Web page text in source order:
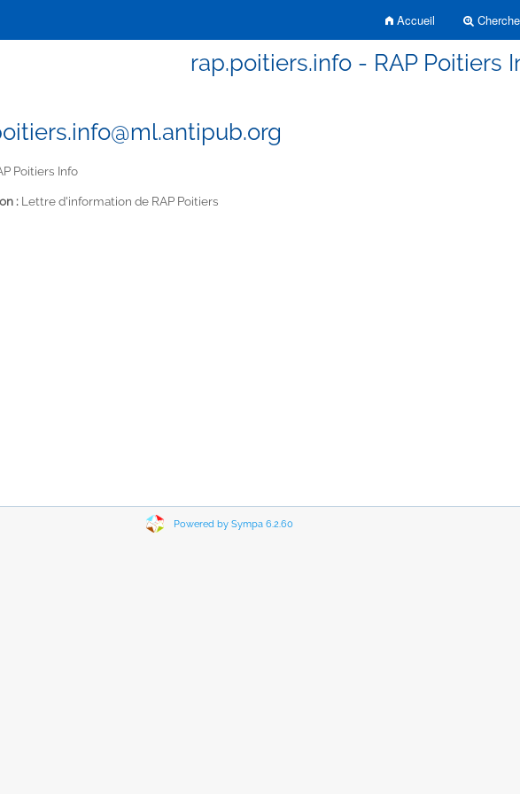
Accueil
rap.poitiers.info - RAP Poitiers
Poitiers Info
: Lettre d'information de RAP Poitiers
Powered by Sympa 6.2.60